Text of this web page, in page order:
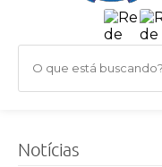
O que está buscando?
Notícias